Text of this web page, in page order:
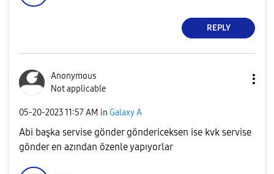
REPLY
Anonymous
Not applicable
‎05-20-202311:57 AM in Galaxy A
Abi başka servise gönder göndericeksen ise kvk servise
gönder en azından özenle yapıyorlar